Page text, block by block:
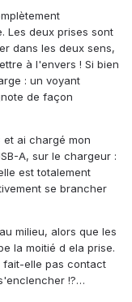
Les deux prises sont
dans les deux sens,
à l'envers ! Si bien
: un voyant
de façon
ai chargé mon
A, sur le chargeur :
est totalement
se brancher
milieu, alors que les
la moitié d ela prise.
fait-elle pas contact
!?…